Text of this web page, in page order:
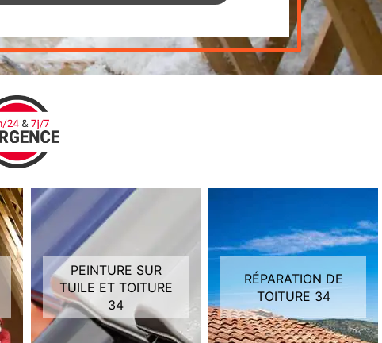
PEINTURE SUR
TUILE ET TOITURE
34
RÉPARATION DE
TOITURE 34